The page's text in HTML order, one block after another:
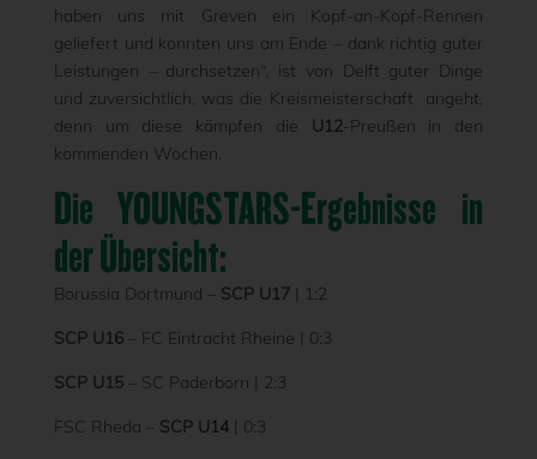
haben uns mit Greven ein Kopf-an-Kopf-Rennen
geliefert und konnten uns am Ende – dank richtig guter
Leistungen – durchsetzen“, ist von Delft guter Dinge
und zuversichtlich, was die Kreismeisterschaft angeht,
denn um diese kämpfen die U12-Preußen in den
kommenden Wochen.
Die YOUNGSTARS-Ergebnisse in
der Übersicht:
Borussia Dortmund – SCP U17| 1:2
SCP U16– FC Eintracht Rheine | 0:3
SCP U15– SC Paderborn | 2:3
FSC Rheda – SCP U14| 0:3